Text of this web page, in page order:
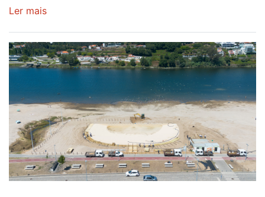
Ler mais
para
observar
eclipse
solar
esgotam
em
menos
de
24